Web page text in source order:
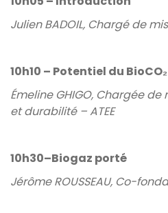
Julien BADOIL, Chargé de
10h10 – Potentiel du BioCO₂
Émeline GHIGO, Chargée
et durabilité – ATEE
10h30–Biogaz porté
Jérôme ROUSSEAU, Co-